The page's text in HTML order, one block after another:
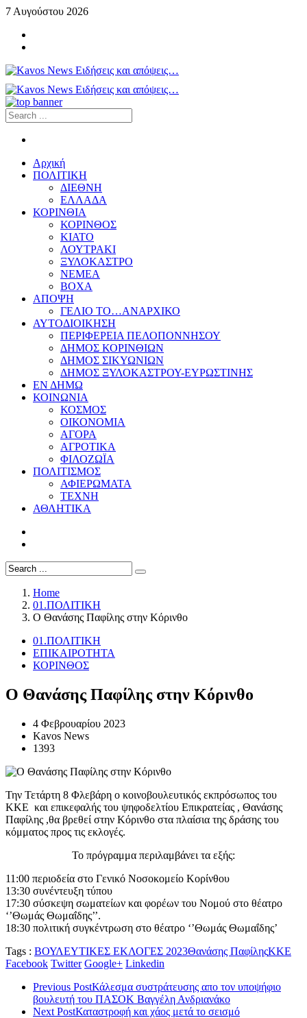
7 Αυγούστου 2026
Αρχική
ΠΟΛΙΤΙΚΗ
ΔΙΕΘΝΗ
ΕΛΛΑΔΑ
ΚΟΡΙΝΘΙΑ
ΚΟΡΙΝΘΟΣ
ΚΙΑΤΟ
ΛΟΥΤΡΑΚΙ
ΞΥΛΟΚΑΣΤΡΟ
ΝΕΜΕΑ
ΒΟΧΑ
ΑΠΟΨΗ
ΓΕΛΙΟ ΤΟ…ΑΝΑΡΧΙΚΟ
ΑΥΤΟΔΙΟΙΚΗΣΗ
ΠΕΡΙΦΕΡΕΙΑ ΠΕΛΟΠΟΝΝΗΣΟΥ
ΔΗΜΟΣ ΚΟΡΙΝΘΙΩΝ
ΔΗΜΟΣ ΣΙΚΥΩΝΙΩΝ
ΔΗΜΟΣ ΞΥΛΟΚΑΣΤΡΟΥ-ΕΥΡΩΣΤΙΝΗΣ
ΕΝ ΔΗΜΩ
ΚΟΙΝΩΝΙΑ
ΚΟΣΜΟΣ
ΟΙΚΟΝΟΜΙΑ
ΑΓΟΡΑ
ΑΓΡΟΤΙΚΑ
ΦΙΛΟΖΩΪΑ
ΠΟΛΙΤΙΣΜΟΣ
ΑΦΙΕΡΩΜΑΤΑ
ΤΕΧΝΗ
ΑΘΛΗΤΙΚΑ
Home
01.ΠΟΛΙΤΙΚΗ
Ο Θανάσης Παφίλης στην Κόρινθο
01.ΠΟΛΙΤΙΚΗ
ΕΠΙΚΑΙΡΟΤΗΤΑ
ΚΟΡΙΝΘΟΣ
Ο Θανάσης Παφίλης στην Κόρινθο
4 Φεβρουαρίου 2023
Kavos News
1393
Την Τετάρτη 8 Φλεβάρη ο κοινοβουλευτικός εκπρόσωπος του
ΚΚΕ και επικεφαλής του ψηφοδελτίου Επικρατείας , Θανάσης
Παφίλης ,θα βρεθεί στην Κόρινθο στα πλαίσια της δράσης του
κόμματος προς τις εκλογές.
Το πρόγραμμα περιλαμβάνει τα εξής:
11:00 περιοδεία στο Γενικό Νοσοκομείο Κορίνθου
13:30 συνέντευξη τύπου
17:30 σύσκεψη σωματείων και φορέων του Νομού στο θέατρο
‘’Θωμάς Θωμαΐδης’’.
18:30 πολιτική συγκέντρωση στο θέατρο ‘’Θωμάς Θωμαΐδης’
Tags : ΒΟΥΛΕΥΤΙΚΕΣ ΕΚΛΟΓΕΣ 2023Θανάσης ΠαφίληςΚΚΕ
Facebook Twitter Google+ Linkedin
Previous PostΚάλεσμα συστράτευσης απο τον υποψήφιο
βουλευτή του ΠΑΣΟΚ Βαγγέλη Ανδριανάκο
Next PostΚαταστροφή και χάος μετά το σεισμό